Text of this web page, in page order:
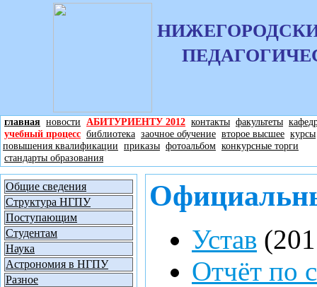
главная новости АБИТУРИЕНТУ 2012 контакты факультеты
учебный процесс библиотека заочное обучение второе высшее курсы
повышения квалификации приказы фотоальбом конкурсные торги
стандарты образования
Общие сведения
Структура НГПУ
Поступающим
Студентам
Наука
Астрономия в НГПУ
Разное
Устав
Отчёт по